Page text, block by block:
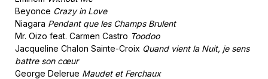
Beyonce Crazy in Love
Niagara Pendant que les Champs Brulent
Mr. Oizo feat. Carmen Castro Toodoo
Jacqueline Chalon Sainte-Croix Quand vient la Nuit, je sens
battre son cœur
George Delerue Maudet et Ferchaux